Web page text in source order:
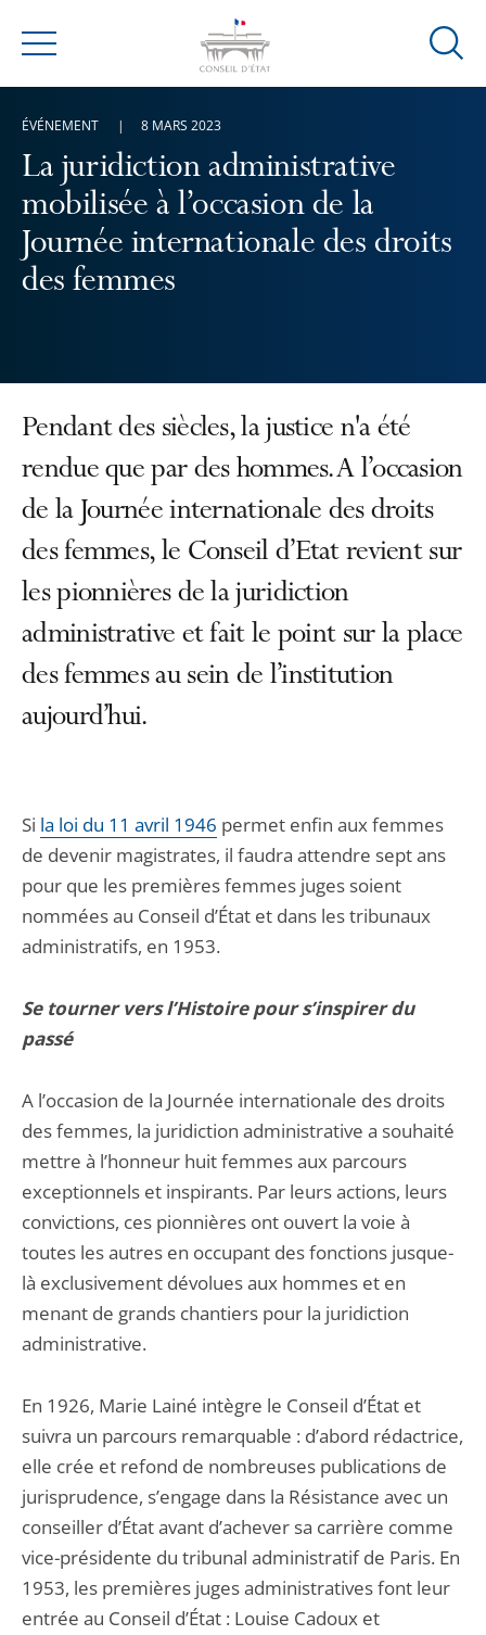
Menu
Ouvrir
La juridiction administrative
mobilisée à l’occasion de la
Journée internationale des droits
des femmes
ÉVÉNEMENT 8 MARS 2023
Pendant des siècles, la justice n'a été
rendue que par des hommes. A l’occasion
de la Journée internationale des droits
des femmes, le Conseil d’Etat revient sur
les pionnières de la juridiction
administrative et fait le point sur la place
des femmes au sein de l’institution
aujourd’hui.
Si la loi du 11 avril 1946 permet enfin aux femmes
de devenir magistrates, il faudra attendre sept ans
pour que les premières femmes juges soient
nommées au Conseil d’État et dans les tribunaux
administratifs, en 1953.
Se tourner vers l’Histoire pour s’inspirer du
passé
A l’occasion de la Journée internationale des droits
des femmes, la juridiction administrative a souhaité
mettre à l’honneur huit femmes aux parcours
exceptionnels et inspirants. Par leurs actions, leurs
convictions, ces pionnières ont ouvert la voie à
toutes les autres en occupant des fonctions jusque-
là exclusivement dévolues aux hommes et en
menant de grands chantiers pour la juridiction
administrative.
En 1926, Marie Lainé intègre le Conseil d’État et
suivra un parcours remarquable : d’abord rédactrice,
elle crée et refond de nombreuses publications de
jurisprudence, s’engage dans la Résistance avec un
conseiller d’État avant d’achever sa carrière comme
vice-présidente du tribunal administratif de Paris. En
1953, les premières juges administratives font leur
entrée au Conseil d’État : Louise Cadoux et